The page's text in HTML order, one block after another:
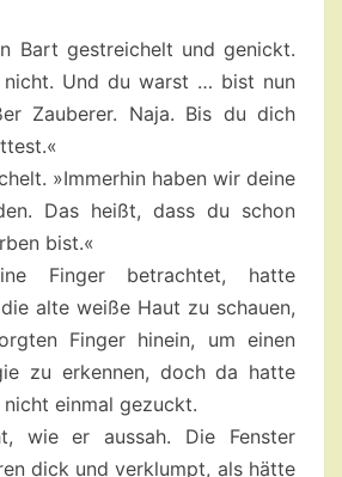
Bart gestreichelt und genickt.
nicht. Und du warst … bist nun
Zauberer. Naja. Bis du dich
»Immerhin haben wir deine
Das heißt, dass du schon
bist.«
Finger betrachtet, hatte
alte weiße Haut zu schauen,
Finger hinein, um einen
zu erkennen, doch da hatte
einmal gezuckt.
wie er aussah. Die Fenster
dick und verklumpt, als hätte